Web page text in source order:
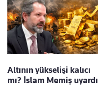
Altının yükselişi kalıcı
mı? İslam Memiş uyardı